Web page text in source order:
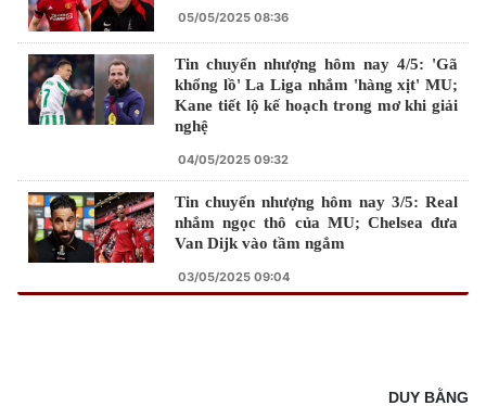
05/05/2025 08:36
Tin chuyển nhượng hôm nay 4/5: 'Gã
khổng lồ' La Liga nhắm 'hàng xịt' MU;
Kane tiết lộ kế hoạch trong mơ khi giải
nghệ
04/05/2025 09:32
Tin chuyển nhượng hôm nay 3/5: Real
nhắm ngọc thô của MU; Chelsea đưa
Van Dijk vào tầm ngắm
03/05/2025 09:04
DUY BẰNG